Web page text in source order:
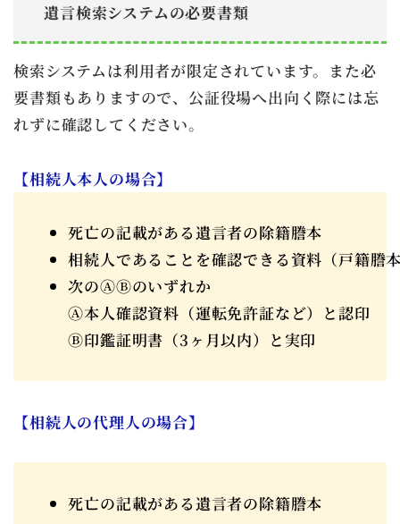
遺言検索システムの必要書類
検索システムは利用者が限定されています。また必
要書類もありますので、公証役場へ出向く際には忘
れずに確認してください。
【相続人本人の場合】
死亡の記載がある遺言者の除籍謄本
相続人であることを確認できる資料（戸籍謄
次のⒶⒷのいずれか
Ⓐ本人確認資料（運転免許証など）と認印
Ⓑ印鑑証明書（3ヶ月以内）と実印
【相続人の代理人の場合】
死亡の記載がある遺言者の除籍謄本